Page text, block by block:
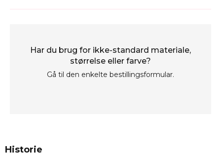
Har du brug for ikke-standard materiale,
størrelse eller farve?
Gå til den enkelte bestillingsformular.
Historie